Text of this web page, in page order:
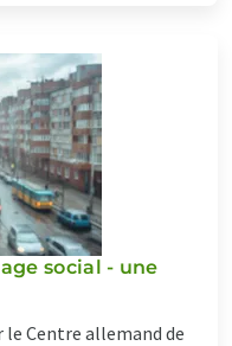
social - une
le Centre allemand de